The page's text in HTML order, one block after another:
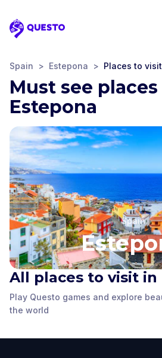
Questo
Spain > Estepona > Places to visit
Must see
Estepona
Spain
All places to visit in
Play Questo games and explore
the world
PLAZA DEL RELOJ
Estepona
PLAZA DOCTOR ARCE